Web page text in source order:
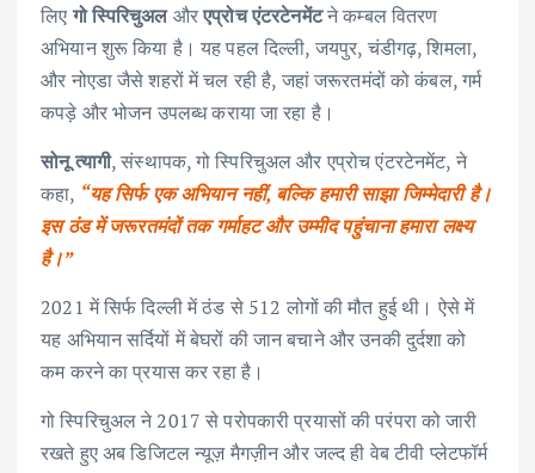
लिएगो स्पिरिचुअलऔरएप्रोच एंटरटेनमेंटने कम्बल वितरण
अभियान शुरू किया है। यह पहल दिल्ली, जयपुर, चंडीगढ़, शिमला,
और नोएडा जैसे शहरों में चल रही है, जहां जरूरतमंदों को कंबल, गर्म
कपड़े और भोजन उपलब्ध कराया जा रहा है।
सोनू त्यागी, संस्थापक, गो स्पिरिचुअल और एप्रोच एंटरटेनमेंट, ने
कहा, “यह सिर्फ एक अभियान नहीं, बल्कि हमारी साझा जिम्मेदारी है।
इस ठंड में जरूरतमंदों तक गर्माहट और उम्मीद पहुंचाना हमारा लक्ष्य
है।”
2021 में सिर्फ दिल्ली में ठंड से 512 लोगों की मौत हुई थी। ऐसे में
यह अभियान सर्दियों में बेघरों की जान बचाने और उनकी दुर्दशा को
कम करने का प्रयास कर रहा है।
गो स्पिरिचुअल ने 2017 से परोपकारी प्रयासों की परंपरा को जारी
रखते हुए अब डिजिटल न्यूज़ मैगज़ीन और जल्द ही वेब टीवी प्लेटफॉर्म